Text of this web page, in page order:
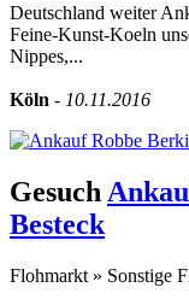
Deutschland weiter
Feine-Kunst-Koeln
Nippes,...
Köln - 10.11.2016
Gesuch
Besteck
Flohmarkt » Sonstige